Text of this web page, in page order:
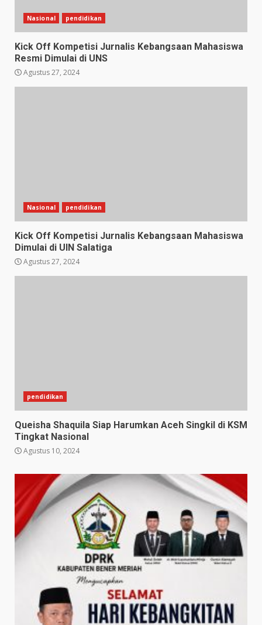
Nasional pendidikan
Kick Off Kompetisi Jurnalis Kebangsaan Mahasiswa
Resmi Dimulai di UNS
Agustus 27, 2024
Nasional pendidikan
Kick Off Kompetisi Jurnalis Kebangsaan Mahasiswa
Dimulai di UIN Salatiga
Agustus 27, 2024
pendidikan
Queisha Shaquila Siap Harumkan Aceh Singkil di KSM
Tingkat Nasional
Agustus 10, 2024